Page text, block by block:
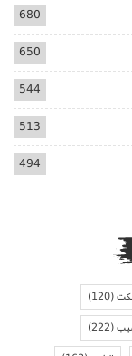
680
650
544
513
494
(120)
(222)